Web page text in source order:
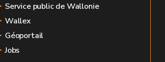
Service public de Wallonie
Wallex
Géoportail
Jobs